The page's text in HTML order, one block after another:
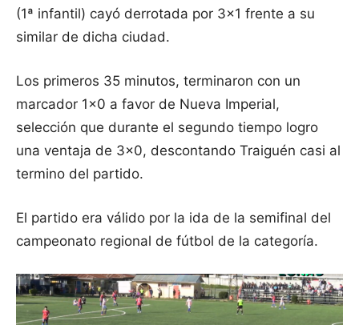
(1ª infantil) cayó derrotada por 3×1 frente a su
similar de dicha ciudad.
Los primeros 35 minutos, terminaron con un
marcador 1×0 a favor de Nueva Imperial,
selección que durante el segundo tiempo logro
una ventaja de 3×0, descontando Traiguén casi al
termino del partido.
El partido era válido por la ida de la semifinal del
campeonato regional de fútbol de la categoría.